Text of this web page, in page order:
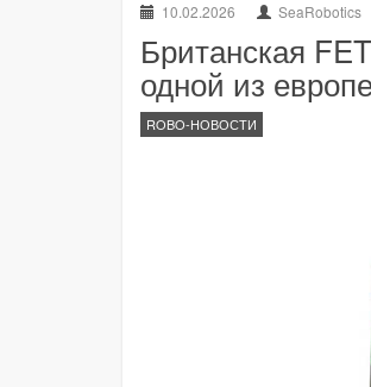
10.02.2026 SeaRobotics
Британская
одной из
ROBO-НОВОСТИ